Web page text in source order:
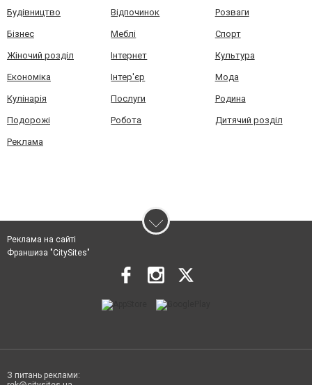
Будівництво Відпочинок Розваги
Бізнес Меблі Спорт
Жіночий розділ Інтернет Культура
Економіка Інтер'єр Мода
Кулінарія Послуги Родина
Подорожі Робота Дитячий розділ
Реклама
Реклама на сайті
Франшиза "CitySites"
З питань реклами: